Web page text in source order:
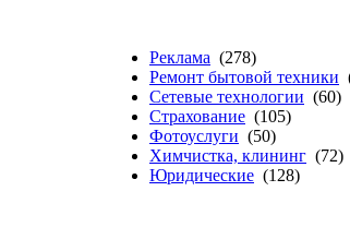
Реклама (278)
Ремонт бытовой техники
Сетевые технологии (60)
Страхование (105)
Фотоуслуги (50)
Химчистка, клининг (72)
Юридические (128)